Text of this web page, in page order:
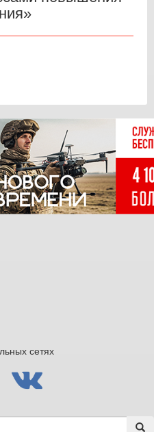
сетях